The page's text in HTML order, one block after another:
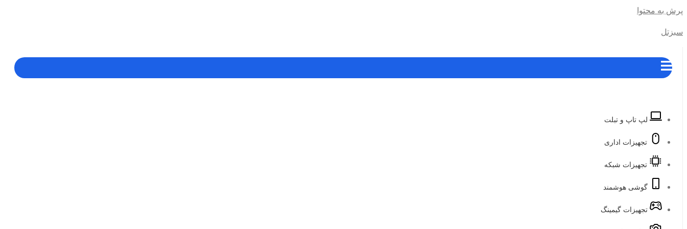
پرش به محتوا
سبزتل
لپ تاپ و تبلت
تجهیزات اداری
تجهیزات شبکه
گوشی هوشمند
تجهیزات گیمینگ